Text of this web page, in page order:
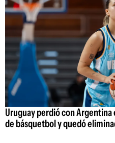
Uruguay perdió con
de básquetbol y quedó